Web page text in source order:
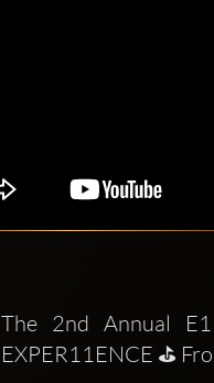
The 2nd Annual
EXPER11ENCE ⛳